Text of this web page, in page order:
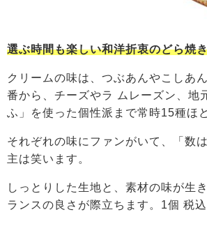
選ぶ時間も楽しい和洋折衷のどら焼
クリームの味は、つぶあんやこしあ
番から、チーズやラ ムレーズン、地
ふ」を使った個性派まで常時15種ほど
それぞれの味にファンがいて、「数
主は笑います。
しっとりした生地と、素材の味が生
ランスの良さが際立ちます。1個 税込